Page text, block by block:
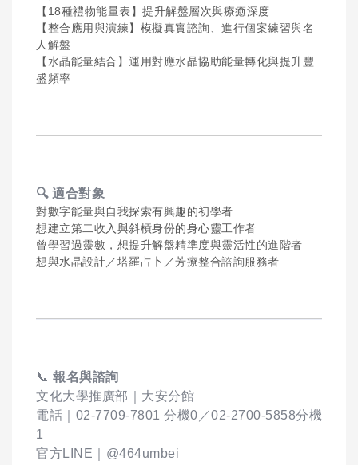
【18種禮物能量表】提升解盤層次與療癒深度
【整合應用與演練】模擬真實諮詢、進行個案練習與名
人解盤
【水晶能量結合】運用對應水晶協助能量轉化與提升豐
盛頻率
🔍 適合對象
對數字能量與自我探索有興趣的初學者
想建立第二收入與斜槓身份的身心靈工作者
曾學習過靈數，想提升解盤精準度與靈活性的進階者
想與水晶設計／塔羅占卜／芳療整合諮詢服務者
📞 報名與諮詢
文化大學推廣部｜大安分館
電話｜02-7709-7801 分機0／02-2700-5858分機
1
官方LINE｜@464umbei